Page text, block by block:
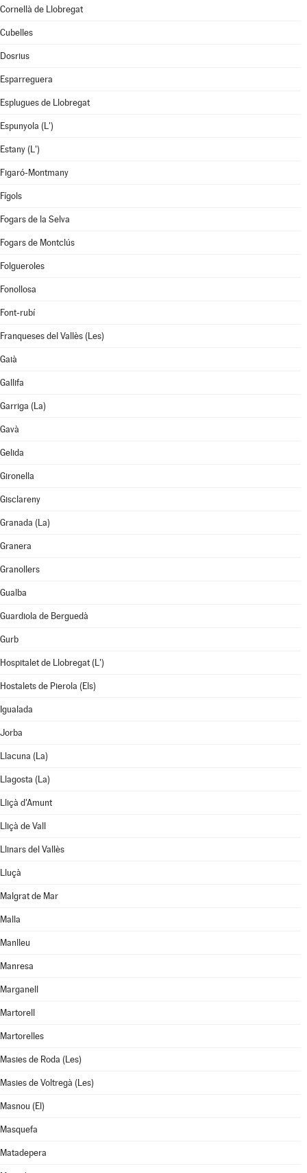
Cornellà de Llobregat
Cubelles
Dosrius
Esparreguera
Esplugues de Llobregat
Espunyola (L')
Estany (L')
Figaró-Montmany
Fígols
Fogars de la Selva
Fogars de Montclús
Folgueroles
Fonollosa
Font-rubí
Franqueses del Vallès (Les)
Gaià
Gallifa
Garriga (La)
Gavà
Gelida
Gironella
Gisclareny
Granada (La)
Granera
Granollers
Gualba
Guardiola de Berguedà
Gurb
Hospitalet de Llobregat (L')
Hostalets de Pierola (Els)
Igualada
Jorba
Llacuna (La)
Llagosta (La)
Lliçà d'Amunt
Lliçà de Vall
Llinars del Vallès
Lluçà
Malgrat de Mar
Malla
Manlleu
Manresa
Marganell
Martorell
Martorelles
Masies de Roda (Les)
Masies de Voltregà (Les)
Masnou (El)
Masquefa
Matadepera